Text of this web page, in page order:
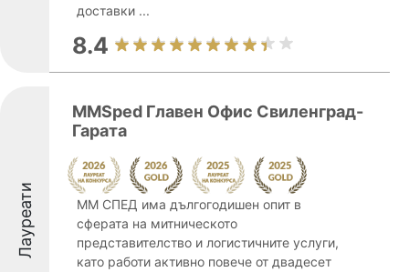
доставки ...
8.4
Лауреати
MMSped Главен Офис Свиленград-
Гарата
ММ СПЕД има дългогодишен опит в
сферата на митническото
представителство и логистичните услуги,
като работи активно повече от двадесет